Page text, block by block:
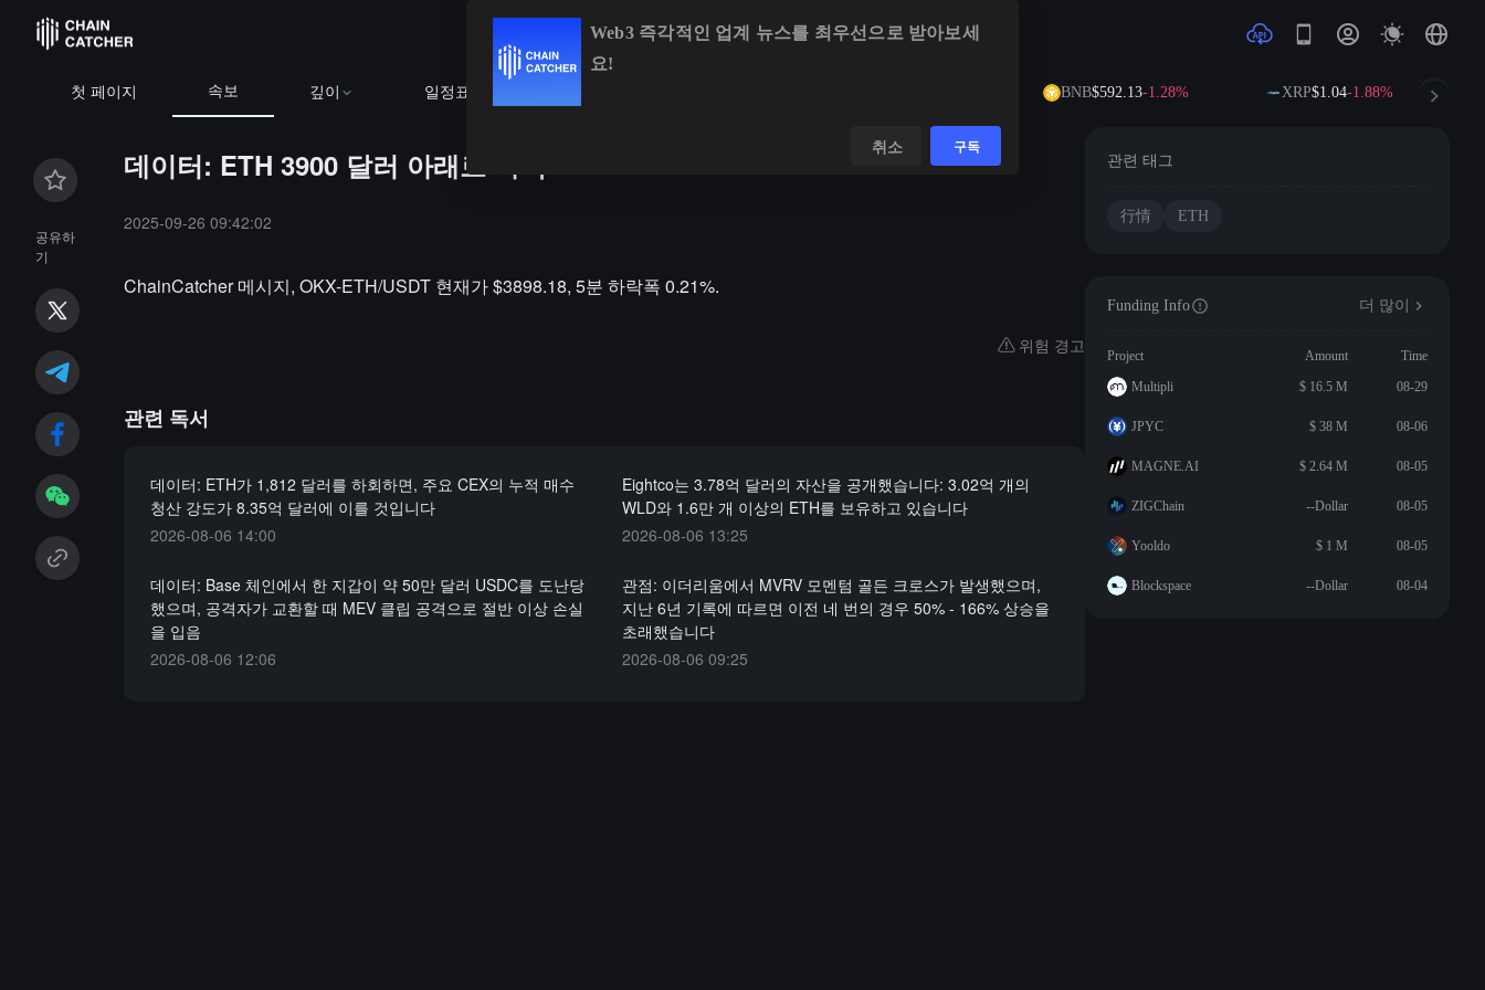
첫 페이지 속보 깊이 일정표 BNB$592.13-1.28% XRP$1.04-1.88%
공유하
기
데이터: ETH 3900 달러 아래로 하락
2025-09-26 09:42:02
ChainCatcher 메시지, OKX-ETH/USDT 현재가 $3898.18, 5분 하락폭 0.21%.
위험 경고
관련 독서
데이터: ETH가 1,812 달러를 하회하면, 주요 CEX의 누적 매수
청산 강도가 8.35억 달러에 이를 것입니다
2026-08-06 14:00
Eightco는 3.78억 달러의 자산을 공개했습니다: 3.02억 개의
WLD와 1.6만 개 이상의 ETH를 보유하고 있습니다
2026-08-06 13:25
데이터: Base 체인에서 한 지갑이 약 50만 달러 USDC를 도난당
했으며, 공격자가 교환할 때 MEV 클립 공격으로 절반 이상 손실
을 입음
2026-08-06 12:06
관점: 이더리움에서 MVRV 모멘텀 골든 크로스가 발생했으며,
지난 6년 기록에 따르면 이전 네 번의 경우 50% - 166% 상승을
초래했습니다
2026-08-06 09:25
관련 태그
行情 ETH
Funding Info 더 많이
Project Amount
Time
Multipli
$ 16.5 M 08-29
JPYC $ 38 M 08-06
MAGNE.AI $ 2.64 M 08-05
ZIGChain --Dollar 08-05
Yooldo $ 1 M 08-05
Blockspace --Dollar 08-04
Web3 즉각적인 업계 뉴스를 최우선으로 받아보세
요!
취소 구독